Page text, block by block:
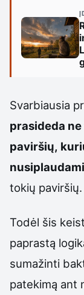
Svarbiausia
prasideda
paviršių,
tokių paviršių.
Todėl šis
paprastą
sumažinti
patekimą ant